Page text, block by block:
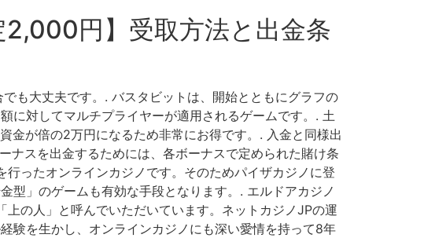
円】受取方法と出金条
も大丈夫です。. バスタビットは、開始とともにグラフの
に対してマルチプライヤーが適用されるゲームです。. 土
金が倍の2万円になるため非常にお得です。. 入金と同様出
ナスを出金するためには、各ボーナスで定められた賭け条
ったオンラインカジノです。そのためパイザカジノに登
型」のゲームも有効な手段となります。. エルドアカジノ
の人」と呼んでいただいています。ネットカジノJPの運
験を生かし、オンラインカジノにも深い愛情を持って8年